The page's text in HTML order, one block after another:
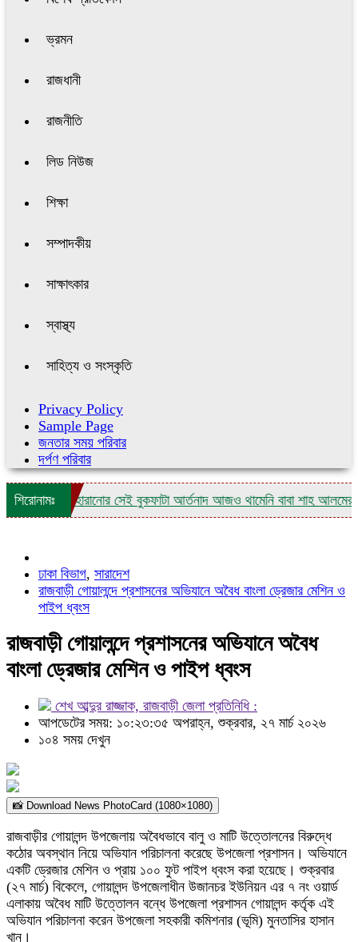
ভ্রমন
রাজধানী
রাজনীতি
লিড নিউজ
শিক্ষা
সম্পাদকীয়
সাক্ষাৎকার
স্বাস্থ্য
সাহিত্য ও সংস্কৃতি
Privacy Policy
Sample Page
জনতার সময় পরিবার
দর্পণ পরিবার
শিরোনামঃহারানোর সেই বুকফাটা আর্তনাদ আজও থামেনি বাবা শাহ আলমের
ঢাকা বিভাগ, সারাদেশ
রাজবাড়ী গোয়ালন্দে প্রশাসনের অভিযানে অবৈধ বাংলা ড্রেজার মেশিন ও
পাইপ ধ্বংস
রাজবাড়ী গোয়ালন্দে প্রশাসনের অভিযানে অবৈধ
বাংলা ড্রেজার মেশিন ও পাইপ ধ্বংস
শেখ আব্দুর রাজ্জাক, রাজবাড়ী জেলা প্রতিনিধি :
আপডেটের সময়: ১০:২৩:৩৫ অপরাহ্ন, শুক্রবার, ২৭ মার্চ ২০২৬
১০৪ সময় দেখুন
📸 Download News PhotoCard (1080×1080)
রাজবাড়ীর গোয়ালন্দ উপজেলায় অবৈধভাবে বালু ও মাটি উত্তোলনের বিরুদ্ধে
কঠোর অবস্থান নিয়ে অভিযান পরিচালনা করেছে উপজেলা প্রশাসন। অভিযানে
একটি ড্রেজার মেশিন ও প্রায় ১০০ ফুট পাইপ ধ্বংস করা হয়েছে। শুক্রবার
(২৭ মার্চ) বিকেলে, গোয়ালন্দ উপজেলাধীন উজানচর ইউনিয়ন এর ৭ নং ওয়ার্ড
এলাকায় অবৈধ মাটি উত্তোলন বন্ধে উপজেলা প্রশাসন গোয়ালন্দ কর্তৃক এই
অভিযান পরিচালনা করেন উপজেলা সহকারী কমিশনার (ভূমি) মুনতাসির হাসান
খান।